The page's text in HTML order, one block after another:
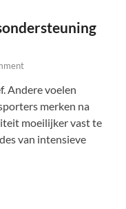
Andere voelen
merken na
moeilijker vast te
van intensieve